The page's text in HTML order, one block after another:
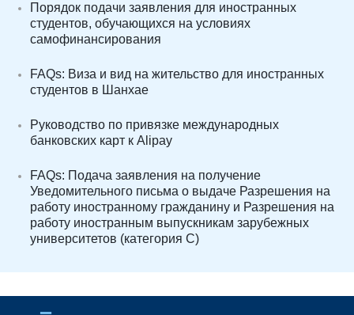
Порядок подачи заявления для иностранных
студентов, обучающихся на условиях
самофинансирования
FAQs: Виза и вид на жительство для иностранных
студентов в Шанхае
Руководство по привязке международных
банковских карт к Alipay
FAQs: Подача заявления на получение
Уведомительного письма о выдаче Разрешения на
работу иностранному гражданину и Разрешения на
работу иностранным выпускникам зарубежных
университетов (категория C)